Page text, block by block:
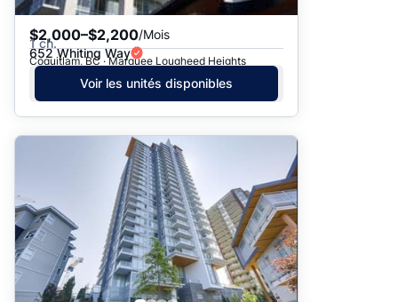
$2,000–$2,200/Mois
1 ch.
652 Whiting Way
Coquitlam, BC · Marquee Lougheed Heights
Voir les unités disponibles